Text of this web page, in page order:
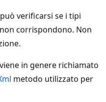
verificarsi se i tipi
corrispondono. Non
in genere richiamato
metodo utilizzato per